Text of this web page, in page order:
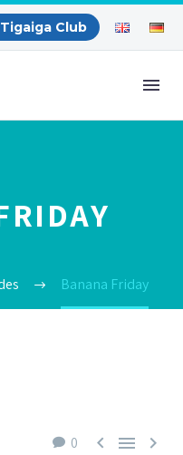
Club
Banana Friday
0   